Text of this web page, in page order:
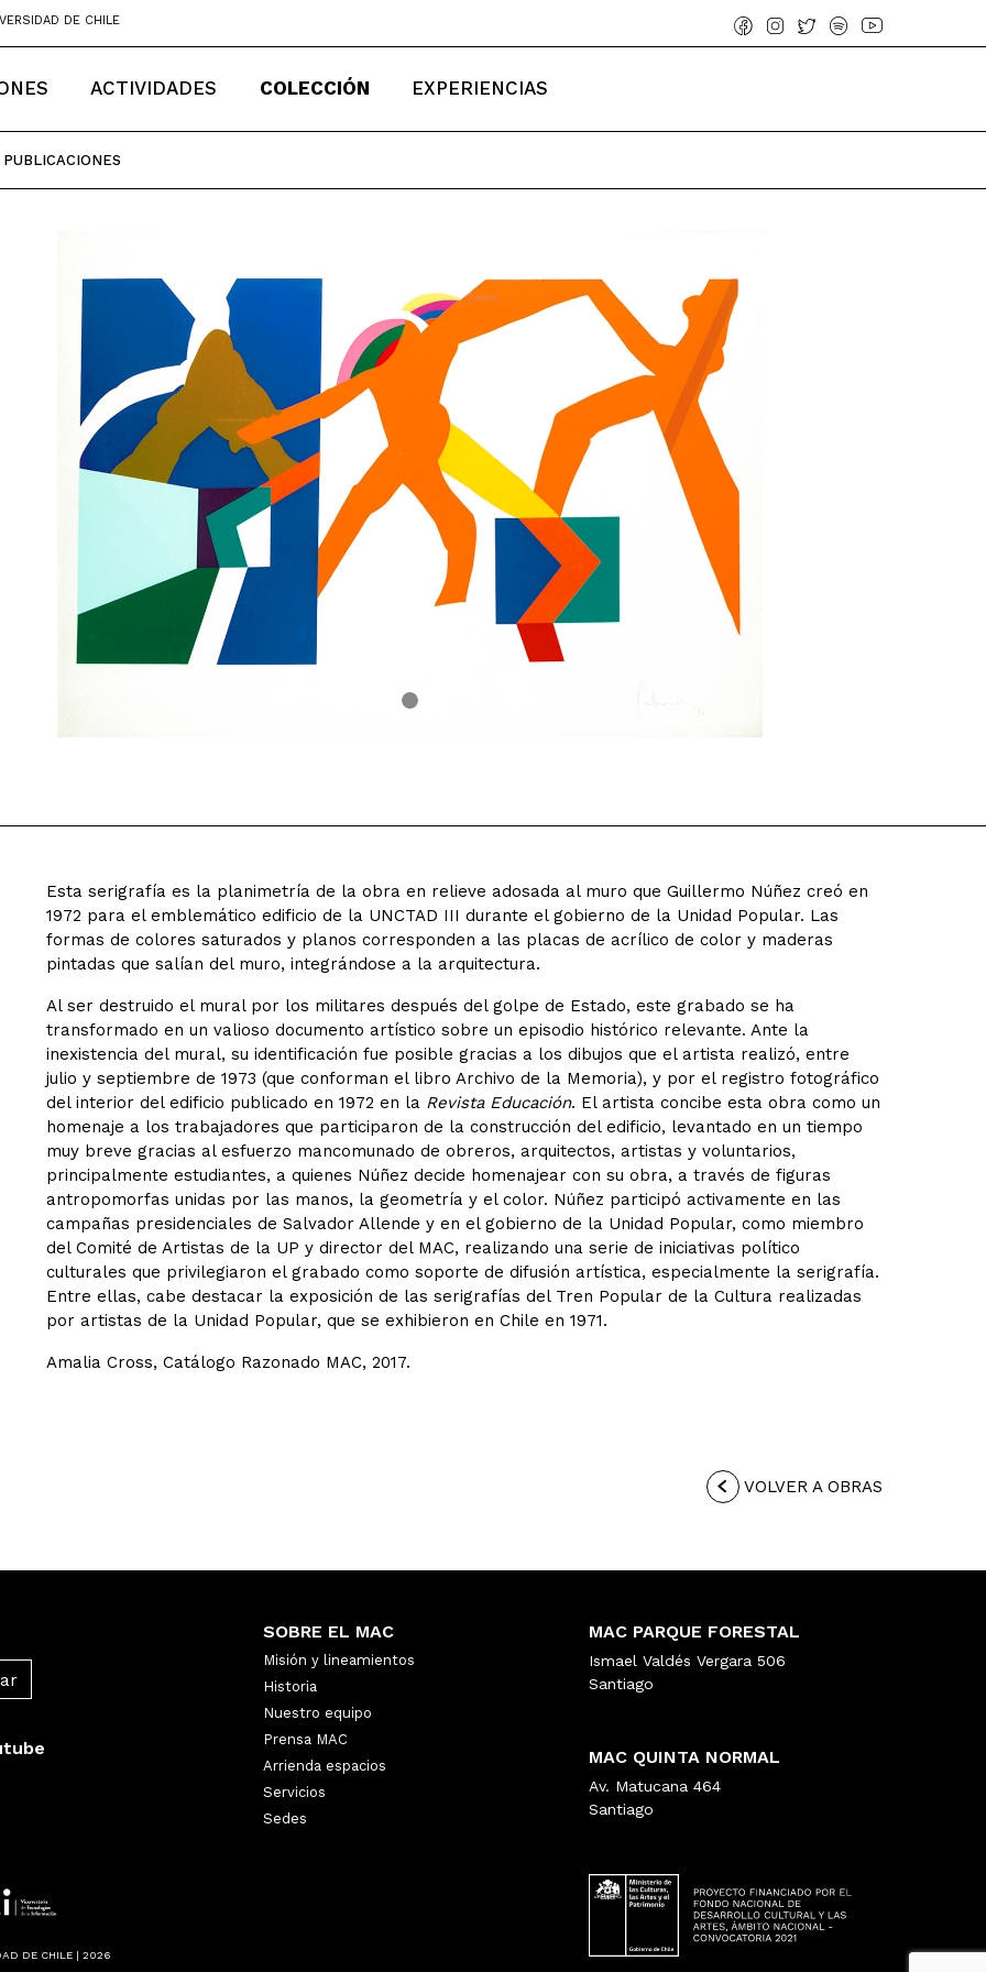
DE CHILE
ACTIVIDADES COLECCIÓN EXPERIENCIAS
PUBLICACIONES
Esta serigrafía es la planimetría de la obra en relieve adosada al muro que Guillermo Núñez creó en
1972 para el emblemático edificio de la UNCTAD III durante el gobierno de la Unidad Popular. Las
formas de colores saturados y planos corresponden a las placas de acrílico de color y maderas
pintadas que salían del muro, integrándose a la arquitectura.
Al ser destruido el mural por los militares después del golpe de Estado, este grabado se ha
transformado en un valioso documento artístico sobre un episodio histórico relevante. Ante la
inexistencia del mural, su identificación fue posible gracias a los dibujos que el artista realizó, entre
julio y septiembre de 1973 (que conforman el libro Archivo de la Memoria), y por el registro fotográfico
del interior del edificio publicado en 1972 en la Revista Educación. El artista concibe esta obra como un
homenaje a los trabajadores que participaron de la construcción del edificio, levantado en un tiempo
muy breve gracias al esfuerzo mancomunado de obreros, arquitectos, artistas y voluntarios,
principalmente estudiantes, a quienes Núñez decide homenajear con su obra, a través de figuras
antropomorfas unidas por las manos, la geometría y el color. Núñez participó activamente en las
campañas presidenciales de Salvador Allende y en el gobierno de la Unidad Popular, como miembro
del Comité de Artistas de la UP y director del MAC, realizando una serie de iniciativas político
culturales que privilegiaron el grabado como soporte de difusión artística, especialmente la serigrafía.
Entre ellas, cabe destacar la exposición de las serigrafías del Tren Popular de la Cultura realizadas
por artistas de la Unidad Popular, que se exhibieron en Chile en 1971.
Amalia Cross, Catálogo Razonado MAC, 2017.
VOLVER A OBRAS
DE CHILE | 2026
SOBRE EL MAC
Misión y lineamientos
Historia
Nuestro equipo
Prensa MAC
Arrienda espacios
Servicios
Sedes
MAC PARQUE FORESTAL
Ismael Valdés Vergara 506
Santiago
MAC QUINTA NORMAL
Av. Matucana 464
Santiago